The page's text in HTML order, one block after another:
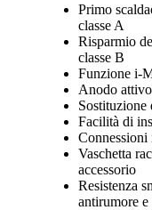
Primo
classe A
Risparmio
classe B
Funzione i-
Anodo
Sostituzione
Facilità di
Connessioni
Vaschetta
accessorio
Resistenza
antirumore